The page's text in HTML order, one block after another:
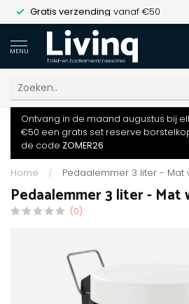
Gratis verzending vanaf €50
MENU
Ontvang in de maand augustus bij
€50 een gratis set reserve
de code ZOMER26
Home / Pedaalemmer 3 liter - Mat
Pedaalemmer 3 liter - Mat
(0)